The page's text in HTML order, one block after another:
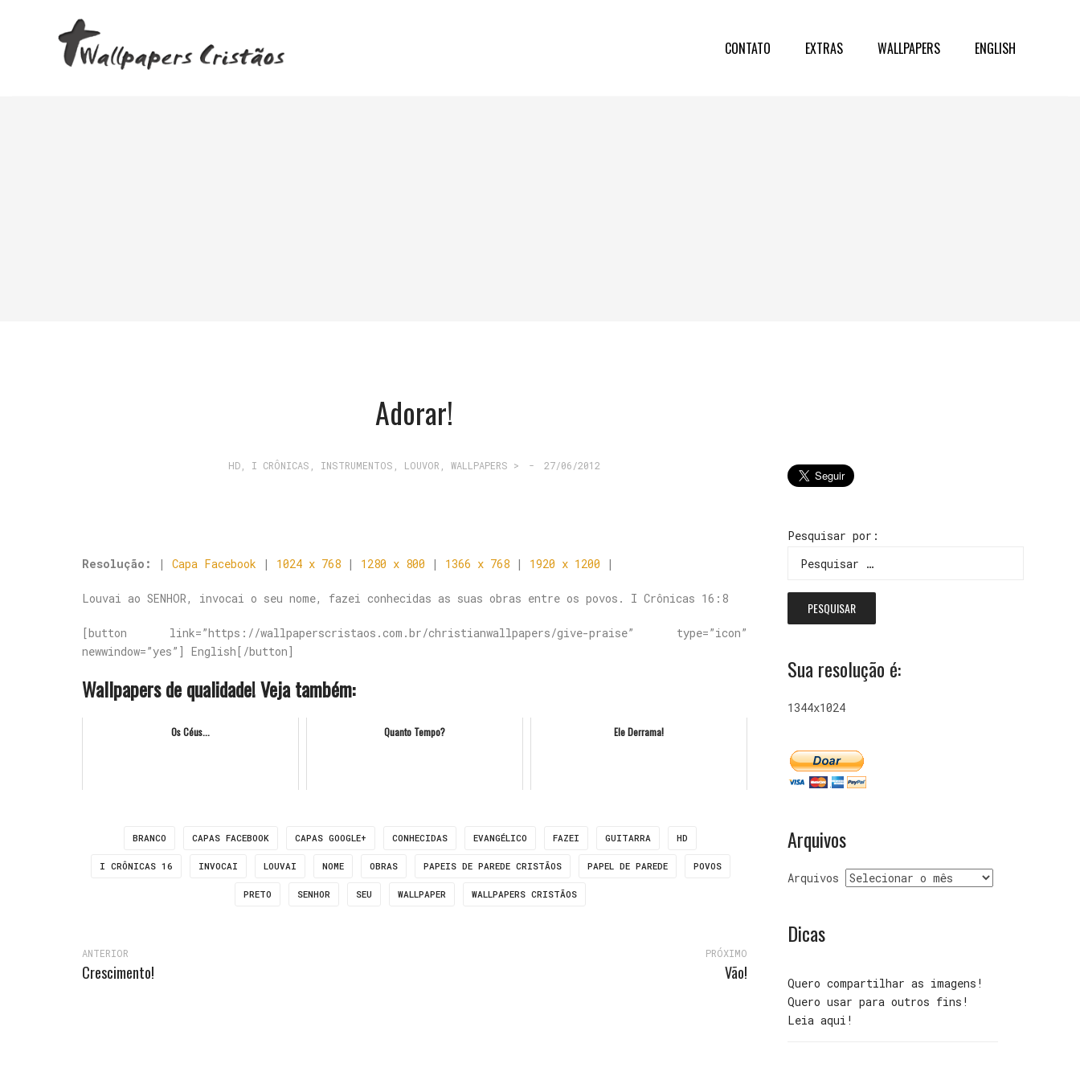
CONTATO EXTRAS WALLPAPERS ENGLISH
Adorar!
HD I CRÔNICAS INSTRUMENTOS LOUVOR ,WALLPAPERS > - 27/06/2012
Resolução: | Capa Facebook | 1024 x 768 | 1280 x 800 | 1366 x 768 | 1920 x 1200 |
Louvai ao SENHOR, invocai o seu nome, fazei conhecidas as suas obras entre os povos. I Crônicas 16:8
[button link=”https://wallpaperscristaos.com.br/christianwallpapers/give-praise” type=”icon”
newwindow=”yes”] English[/button]
Wallpapers de qualidade! Veja também:
Os Céus... Quanto Tempo? Ele Derrama!
BRANCO CAPAS FACEBOOK CAPAS GOOGLE+ CONHECIDAS EVANGÉLICO FAZEI GUITARRA HD
I CRÔNICAS 16 INVOCAI LOUVAI NOME OBRAS PAPEIS DE PAREDE CRISTÃOS PAPEL DE PAREDE POVOS
PRETO SENHOR SEU WALLPAPER WALLPAPERS CRISTÃOS
ANTERIOR
Crescimento!
PRÓXIMO
Vão!
Pesquisar por:
Sua resolução é:
1344x1024
Arquivos
Arquivos
Dicas
Quero compartilhar as imagens!
Quero usar para outros fins!
Leia aqui!